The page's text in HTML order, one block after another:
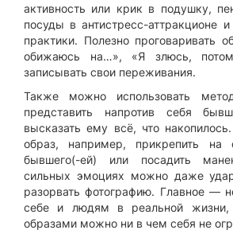
активность или крик в подушку,
посуды в антистресс-аттракционе
практики. Полезно проговаривать
обижаюсь на…», «Я злюсь,
записывать свои переживания.
Также можно использовать
представить напротив себя
высказать ему всё, что
образ, например, прикрепить на
бывшего(-ей) или посадить
сильных эмоциях можно даже
разорвать фотографию. Главное —
себе и людям в реальной
образами можно ни в чем себя не